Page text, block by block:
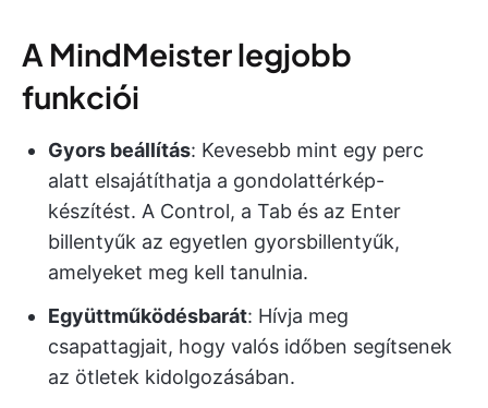
A MindMeister legjobb
funkciói
Gyors beállítás: Kevesebb mint egy perc
alatt elsajátíthatja a gondolattérkép-
készítést. A Control, a Tab és az Enter
billentyűk az egyetlen gyorsbillentyűk,
amelyeket meg kell tanulnia.
Együttműködésbarát: Hívja meg
csapattagjait, hogy valós időben segítsenek
az ötletek kidolgozásában.